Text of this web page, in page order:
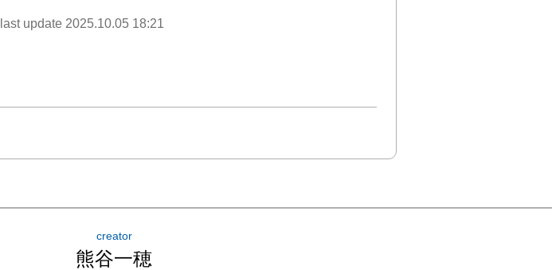
last update 2025.10.05 18:21
creator
熊谷一穂